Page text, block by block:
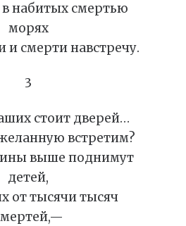
в набитых смертью
морях
и смерти навстречу.
3
стоит дверей…
встретим?
выше поднимут
детей,
от тысячи тысяч